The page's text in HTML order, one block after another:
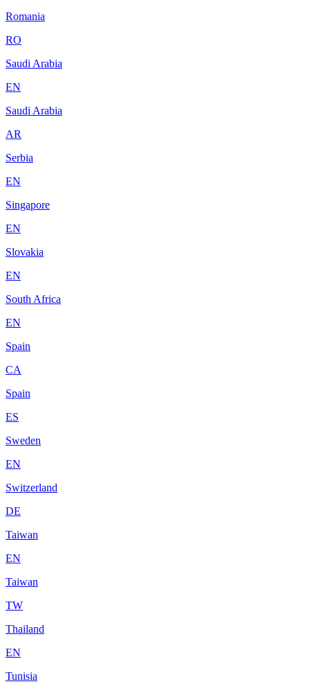
Romania
RO
Saudi Arabia
EN
Saudi Arabia
AR
Serbia
EN
Singapore
EN
Slovakia
EN
South Africa
EN
Spain
CA
Spain
ES
Sweden
EN
Switzerland
DE
Taiwan
EN
Taiwan
TW
Thailand
EN
Tunisia